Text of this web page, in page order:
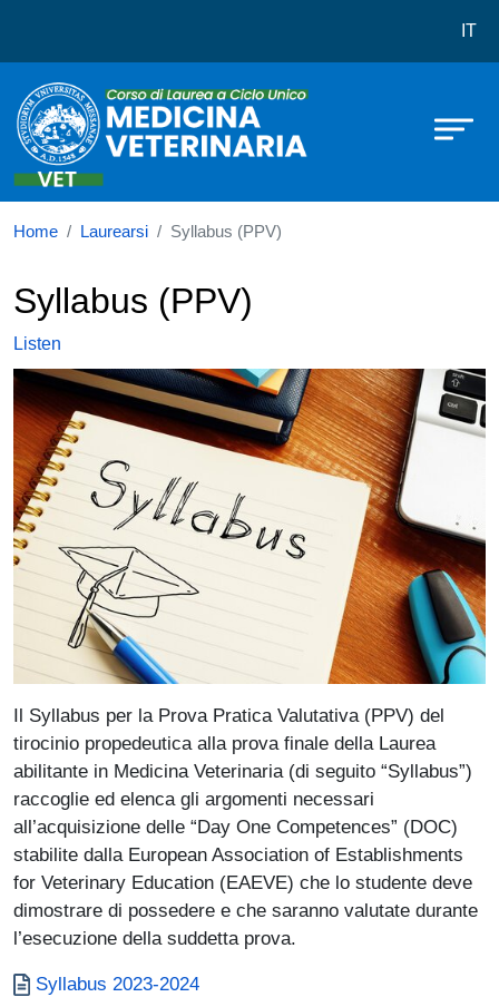
Corso di laurea in Medicina IT
Home Laurearsi Syllabus (PPV)
Syllabus (PPV)
Listen
Immagine
Il Syllabus per la Prova Pratica Valutativa (PPV) del
tirocinio propedeutica alla prova finale della Laurea
abilitante in Medicina Veterinaria (di seguito “Syllabus”)
raccoglie ed elenca gli argomenti necessari
all’acquisizione delle “Day One Competences” (DOC)
stabilite dalla European Association of Establishments
for Veterinary Education (EAEVE) che lo studente deve
dimostrare di possedere e che saranno valutate durante
l’esecuzione della suddetta prova.
Documento
Syllabus 2023-2024